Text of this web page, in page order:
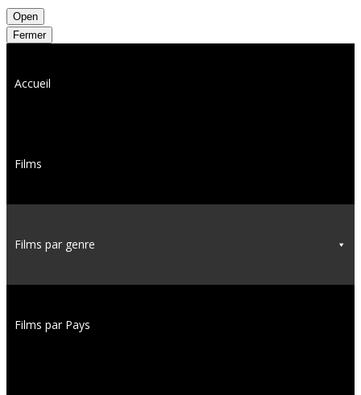
Open
Fermer
Accueil
Films
Films par genre
Films par Pays